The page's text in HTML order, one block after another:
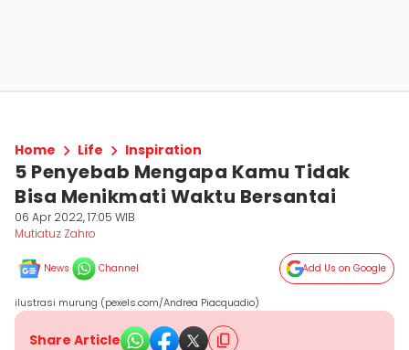
Home Life Inspiration
5 Penyebab Mengapa Kamu Tidak
Bisa Menikmati Waktu Bersantai
06 Apr 2022, 17:05 WIB
Mutiatuz Zahro
News Channel Add Us on Google
ilustrasi murung (pexels.com/Andrea Piacquadio)
Share Article